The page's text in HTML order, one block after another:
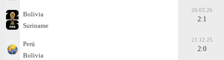
Bolivia
Suriname
26.03.26
2:1
Perú
Bolivia
21.12.25
2:0